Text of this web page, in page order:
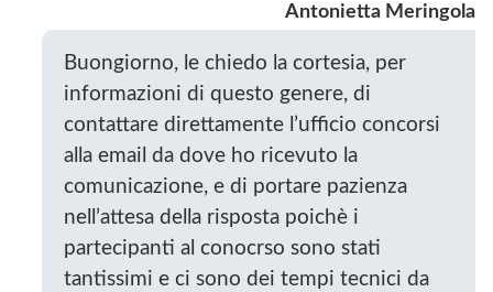
Antonietta Meringola
Buongiorno, le chiedo la cortesia, per
informazioni di questo genere, di
contattare direttamente l’ufficio concorsi
alla email da dove ho ricevuto la
comunicazione, e di portare pazienza
nell’attesa della risposta poichè i
partecipanti al conocrso sono stati
tantissimi e ci sono dei tempi tecnici da